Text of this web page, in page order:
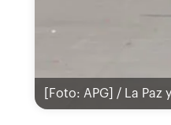
[Foto: APG] / La